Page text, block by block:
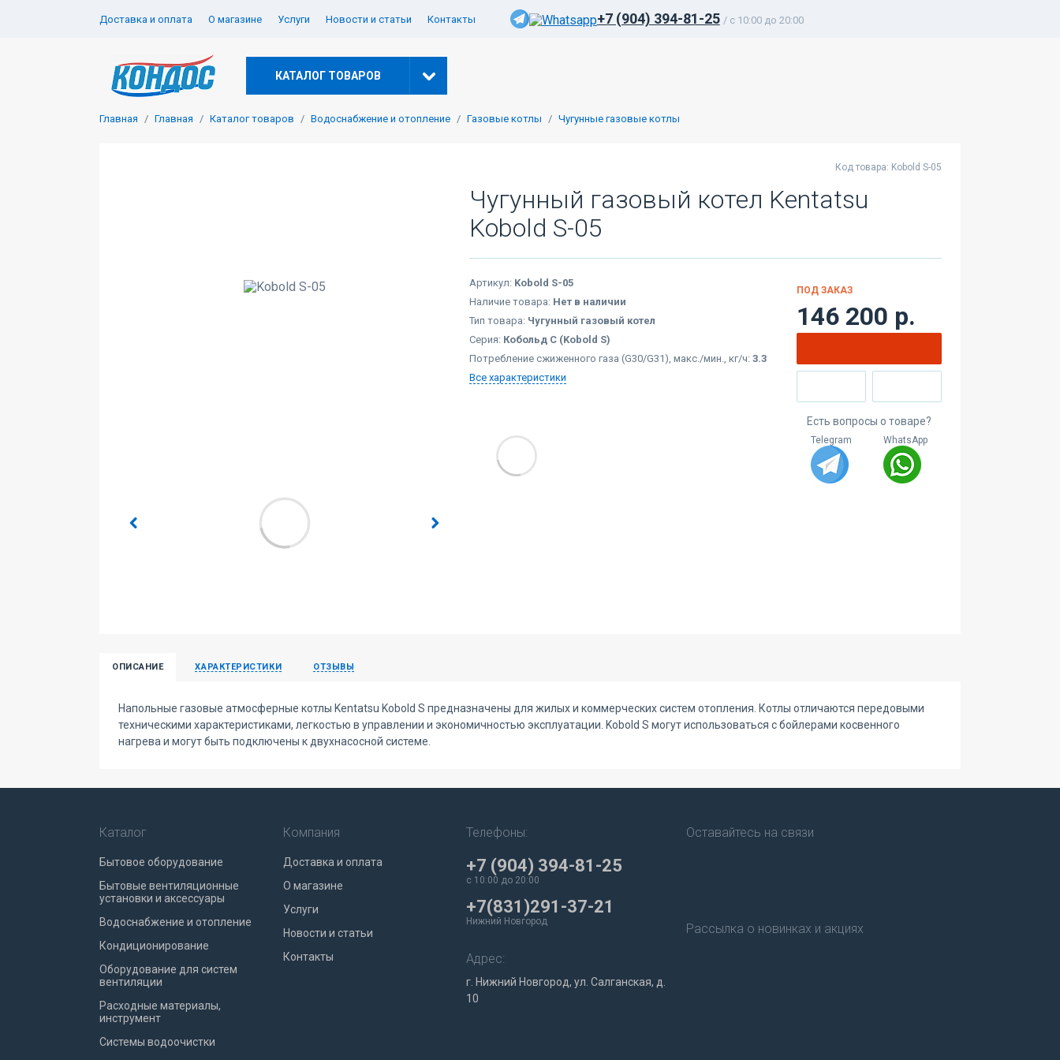
Доставка и оплата О магазине Услуги Новости и статьи Контакты +7 (904) 394-81-25 / c 10:00 до 20:00
КАТАЛОГ ТОВАРОВ
Главная Главная Каталог товаров Водоснабжение и отопление Газовые котлы Чугунные газовые котлы
Код товара: Kobold S-05
Чугунный газовый котел Kentatsu
Kobold S-05
Артикул: Kobold S-05
Наличие товара: Нет в наличии
Тип товара: Чугунный газовый котел
Серия: Кобольд С (Kobold S)
Потребление сжиженного газа (G30/G31), макс./мин., кг/ч: 3.3
Все характеристики
ПОД ЗАКАЗ
146 200 р.
Есть вопросы о товаре?
Telegram WhatsApp
ОПИСАНИЕ ХАРАКТЕРИСТИКИ ОТЗЫВЫ
Напольные газовые атмосферные котлы Kentatsu Kobold S предназначены для жилых и коммерческих систем отопления. Котлы отличаются передовыми
техническими характеристиками, легкостью в управлении и экономичностью эксплуатации. Kobold S могут использоваться с бойлерами косвенного
нагрева и могут быть подключены к двухнасосной системе.
Каталог
Бытовое оборудование
Бытовые вентиляционные
установки и аксессуары
Водоснабжение и отопление
Кондиционирование
Оборудование для систем
вентиляции
Расходные материалы,
инструмент
Системы водоочистки
Компания
Доставка и оплата
О магазине
Услуги
Новости и статьи
Контакты
Телефоны:
+7 (904) 394-81-25
c 10:00 до 20:00
+7(831)291-37-21
Нижний Новгород
Адрес:
г. Нижний Новгород, ул. Салганская, д.
10
Оставайтесь на связи
Рассылка о новинках и акциях